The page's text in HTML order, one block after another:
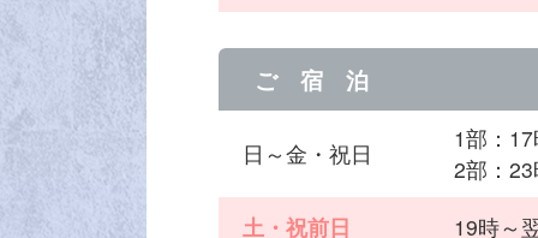
ご 宿 泊
日～金・祝日
1部：
2部：
土・祝前日
19時～